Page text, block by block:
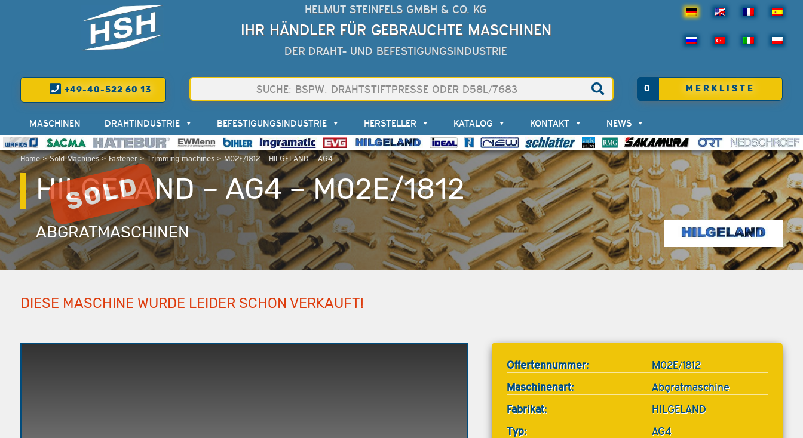
HELMUT STEINFELS GMBH & CO. KG
IHR HÄNDLER FÜR GEBRAUCHTE MASCHINEN
DER DRAHT- UND BEFESTIGUNGSINDUSTRIE
+49-40-522 60 13 0 MERKLISTE
Home>Sold Machines> Fastener>Trimming machines>M02E/1812 – HILGELAND – AG4
MASCHINEN DRAHTINDUSTRIE BEFESTIGUNGSINDUSTRIE HERSTELLER KATALOG KONTAKT NEWS
HILGELAND – AG4 – M02E/1812
ABGRATMASCHINEN
DIESE MASCHINE WURDE LEIDER SCHON VERKAUFT!
Offertennummer:
M02E/1812
Maschinenart:
Abgratmaschine
Fabrikat:
HILGELAND
Typ:
AG4